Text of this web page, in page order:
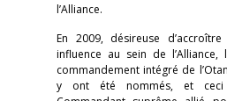
l’Alliance.
En 2009, désireuse
influence au sein de
commandement intégré de
y ont été nommés, et ceci